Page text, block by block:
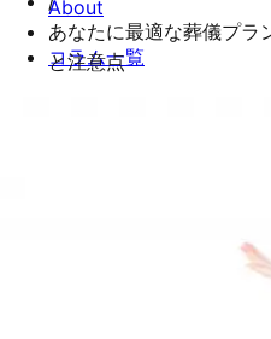
About
コラム一覧
あなたに最適な葬儀プラ
と注意点